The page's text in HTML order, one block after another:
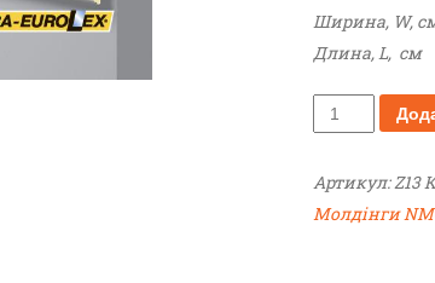
Ширина, W,
Длина, L, см
R
S
T
Артикул:Z13
Молдінги